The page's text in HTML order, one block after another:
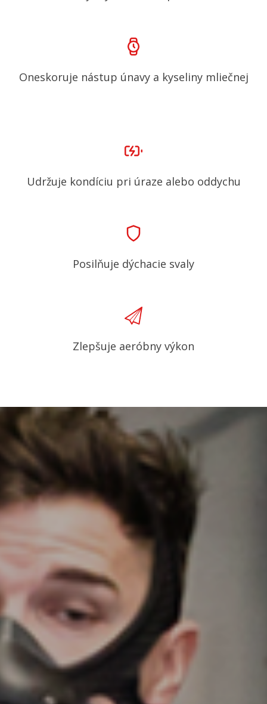
Oneskoruje nástup únavy a kyseliny mliečnej
Udržuje kondíciu pri úraze alebo oddychu
Posilňuje dýchacie svaly
Zlepšuje aeróbny výkon